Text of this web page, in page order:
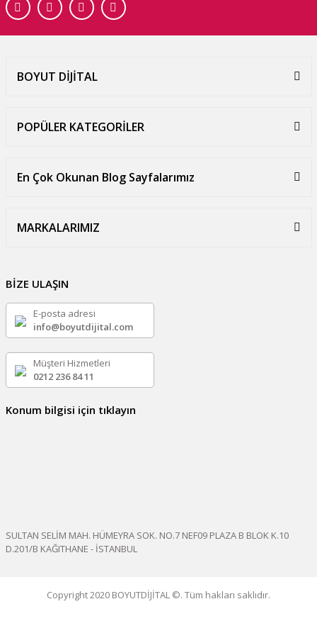
BOYUT DİJİTAL
POPÜLER KATEGORİLER
En Çok Okunan Blog Sayfalarımız
MARKALARIMIZ
BİZE ULAŞIN
E-posta adresi
info@boyutdijital.com
Müşteri Hizmetleri
0212 236 84 11
Konum bilgisi için tıklayın
SULTAN SELİM MAH. HÜMEYRA SOK. NO.7 NEF09 PLAZA B BLOK K.10
D.201/B KAĞITHANE - İSTANBUL
Copyright 2020 BOYUTDİJİTAL ©. Tüm hakları saklıdır.